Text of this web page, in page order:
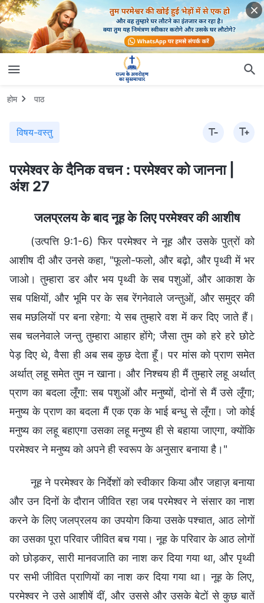
होम पाठ
विषय-वस्तु
परमेश्वर के दैनिक वचन : परमेश्वर को जानना |
अंश 27
जलप्रलय के बाद नूह के लिए परमेश्वर की आशीष
(उत्पत्ति 9:1-6) फिर परमेश्‍वर ने नूह और उसके पुत्रों को
आशीष दी और उनसे कहा, "फूलो-फलो, और बढ़ो, और पृथ्वी में भर
जाओ। तुम्हारा डर और भय पृथ्वी के सब पशुओं, और आकाश के
सब पक्षियों, और भूमि पर के सब रेंगनेवाले जन्तुओं, और समुद्र की
सब मछलियों पर बना रहेगा: ये सब तुम्हारे वश में कर दिए जाते हैं।
सब चलनेवाले जन्तु तुम्हारा आहार होंगे; जैसा तुम को हरे हरे छोटे
पेड़ दिए थे, वैसा ही अब सब कुछ देता हूँ। पर मांस को प्राण समेत
अर्थात् लहू समेत तुम न खाना। और निश्‍चय ही मैं तुम्हारे लहू अर्थात्
प्राण का बदला लूँगा: सब पशुओं और मनुष्यों, दोनों से मैं उसे लूँगा;
मनुष्य के प्राण का बदला मैं एक एक के भाई बन्धु से लूँगा। जो कोई
मनुष्य का लहू बहाएगा उसका लहू मनुष्य ही से बहाया जाएगा, क्योंकि
परमेश्‍वर ने मनुष्य को अपने ही स्वरूप के अनुसार बनाया है।"
नूह ने परमेश्वर के निर्देशों को स्वीकार किया और जहाज़ बनाया
और उन दिनों के दौरान जीवित रहा जब परमेश्वर ने संसार का नाश
करने के लिए जलप्रलय का उपयोग किया उसके पश्चात, आठ लोगों
का उसका पूरा परिवार जीवित बच गया। नूह के परिवार के आठ लोगों
को छोड़कर, सारी मानवजाति का नाश कर दिया गया था, और पृथ्वी
पर सभी जीवित प्राणियों का नाश कर दिया गया था। नूह के लिए,
परमेश्वर ने उसे आशीषें दीं, और उससे और उसके बेटों से कुछ बातें